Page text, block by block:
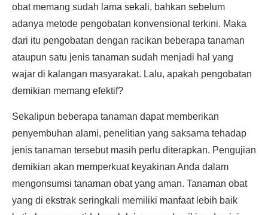
obat memang sudah lama sekali, bahkan sebelum
adanya metode pengobatan konvensional terkini. Maka
dari itu pengobatan dengan racikan beberapa tanaman
ataupun satu jenis tanaman sudah menjadi hal yang
wajar di kalangan masyarakat. Lalu, apakah pengobatan
demikian memang efektif?
Sekalipun beberapa tanaman dapat memberikan
penyembuhan alami, penelitian yang saksama tehadap
jenis tanaman tersebut masih perlu diterapkan. Pengujian
demikian akan memperkuat keyakinan Anda dalam
mengonsumsi tanaman obat yang aman. Tanaman obat
yang di ekstrak seringkali memiliki manfaat lebih baik